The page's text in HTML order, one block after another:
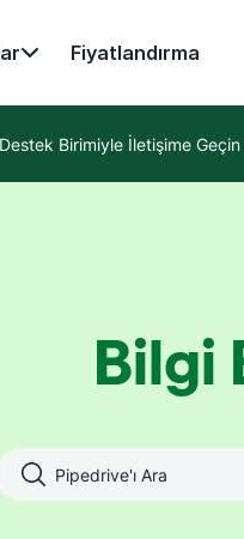
Fiyatlandırma
Destek Birimiyle İletişime Geçin
Bilgi